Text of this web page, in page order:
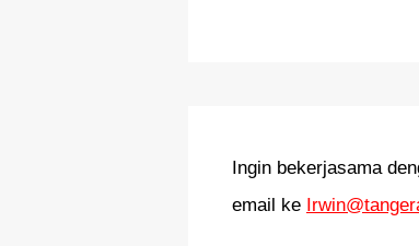
Ingin bekerjasama
email ke